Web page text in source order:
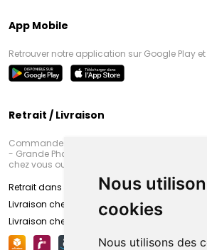
Nous
cookies
Nous utilisons des
App Mobile
Retrouver notre application sur Google Play et
Retrait / Livraison
Commandez en ligne et venez chercher
- Grande Pharmacie d’Amiens (Fachon) ou
chez vous ou en point retrait
Retrait dans la pharmacie d’Amiens
Livraison chez vous
Livraison chez votre commerçant